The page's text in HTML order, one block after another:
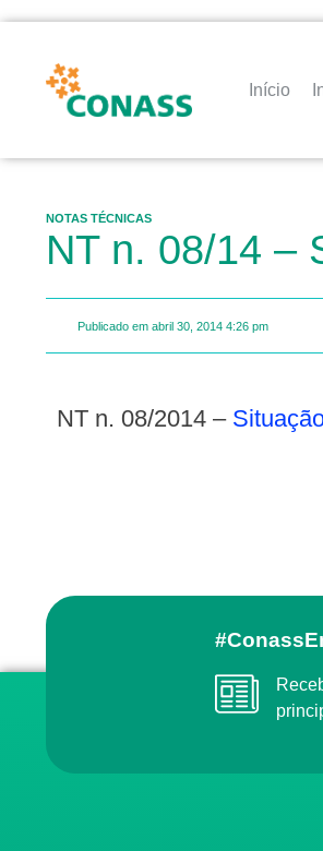
Início
NOTAS TÉCNICAS
NT n. 08/14 –
Publicado em abril 30, 2014 4:26 pm
NT n. 08/2014 –
Receba o conteúdo semanal do Conass com as